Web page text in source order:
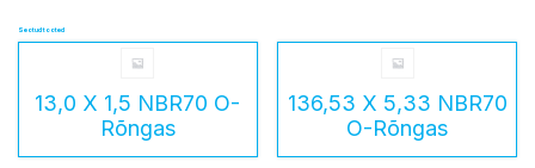
Seotud tooted
13,0 X 1,5 NBR70 O-
Rõngas
136,53 X 5,33 NBR70
O-Rõngas